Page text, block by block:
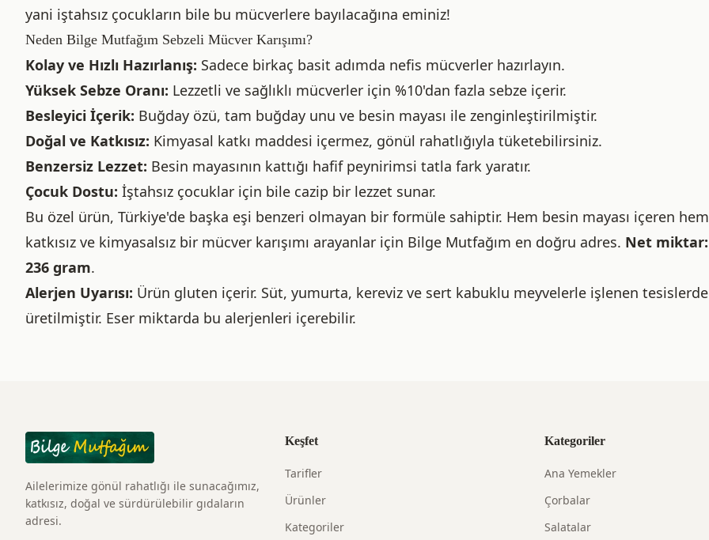
yani iştahsız çocukların bile bu mücverlere bayılacağına eminiz!
Neden Bilge Mutfağım Sebzeli Mücver Karışımı?
Kolay ve Hızlı Hazırlanış: Sadece birkaç basit adımda nefis mücverler hazırlayın.
Yüksek Sebze Oranı: Lezzetli ve sağlıklı mücverler için %10'dan fazla sebze içerir.
Besleyici İçerik: Buğday özü, tam buğday unu ve besin mayası ile zenginleştirilmiştir.
Doğal ve Katkısız: Kimyasal katkı maddesi içermez, gönül rahatlığıyla tüketebilirsiniz.
Benzersiz Lezzet: Besin mayasının kattığı hafif peynirimsi tatla fark yaratır.
Çocuk Dostu: İştahsız çocuklar için bile cazip bir lezzet sunar.
Bu özel ürün, Türkiye'de başka eşi benzeri olmayan bir formüle sahiptir. Hem besin mayası içeren
katkısız ve kimyasalsız bir mücver karışımı arayanlar için Bilge Mutfağım en doğru adres. Net miktar:
236 gram.
Alerjen Uyarısı: Ürün gluten içerir. Süt, yumurta, kereviz ve sert kabuklu meyvelerle işlenen tesislerde
üretilmiştir. Eser miktarda bu alerjenleri içerebilir.
Ailelerimize gönül rahatlığı ile sunacağımız,
katkısız, doğal ve sürdürülebilir gıdaların
adresi.
Keşfet
Tarifler
Ürünler
Kategoriler
Kategoriler
Ana Yemekler
Çorbalar
Salatalar